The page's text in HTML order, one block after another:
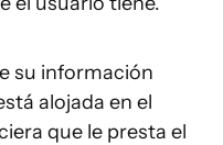
su información
alojada en el
que le presta el